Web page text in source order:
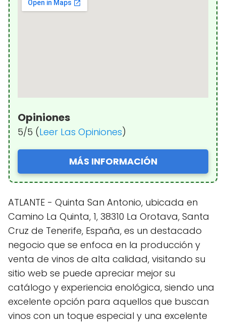
Opiniones
5/5 (Leer Las Opiniones)
MÁS INFORMACIÓN
ATLANTE - Quinta San Antonio, ubicada en
Camino La Quinta, 1, 38310 La Orotava, Santa
Cruz de Tenerife, España, es un destacado
negocio que se enfoca en la producción y
venta de vinos de alta calidad, visitando su
sitio web se puede apreciar mejor su
catálogo y experiencia enológica, siendo una
excelente opción para aquellos que buscan
vinos con un toque especial y una excelente